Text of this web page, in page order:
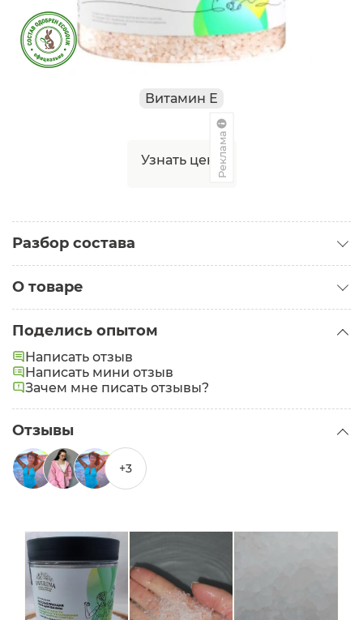
Витамин Е
Узнать ценуРеклама
Разбор состава
О товаре
Состав:
chinensis (jojoba) seed oil (масло жожоба),
Lavender essential oil (эфирное масло лаванды),
Mentha piperita essential oil (эфирное масло мяты),
Tocopheryl acetate (витамин Е).
Поделись опытом
Написать отзыв
Написать мини отзыв
Зачем мне писать отзывы?
Отзывы
+3